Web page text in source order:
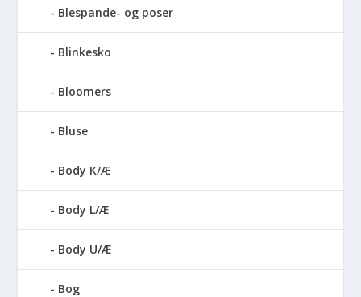
Blespande- og poser
Blinkesko
Bloomers
Bluse
Body K/Æ
Body L/Æ
Body U/Æ
Bog